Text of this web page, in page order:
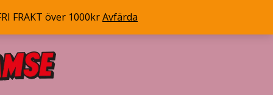
FRAKT över 1000krAvfärda